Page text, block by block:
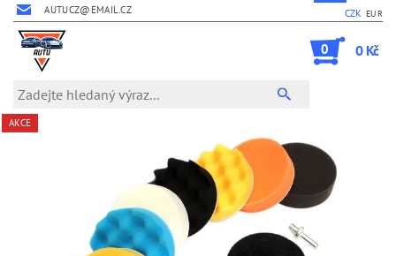
AUTUCZ@EMAIL.CZ CZK EUR
0 0 Kč
AKCE